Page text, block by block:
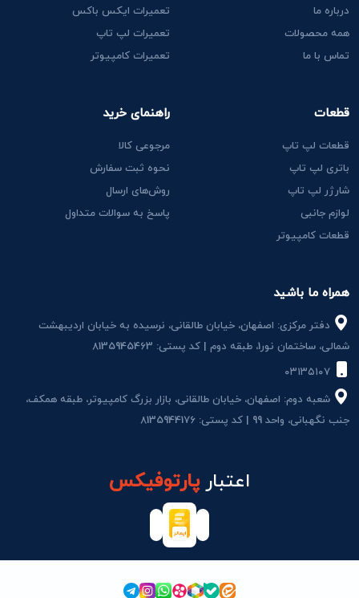
همراه ما باشید
دفتر مرکزی: اصفهان، خیابان طالقانی، نرسیده به خیابان اردیبهشت
شمالی، ساختمان نور1، طبقه دوم | کد پستی: 8135945463
شعبه دوم: اصفهان، خیابان طالقانی، بازار بزرگ کامپیوتر، طبقه همکف،
جنب نگهبانی، واحد 99 | کد پستی: 8135944176
درباره ما
همه محصولات
تماس با ما
قطعات
قطعات لپ تاپ
باتری لپ تاپ
شارژر لپ تاپ
لوازم جانبی
قطعات کامپیوتر
تعمیرات ایکس باکس
تعمیرات لپ تاپ
تعمیرات کامپیوتر
راهنمای خرید
مرجوعی کالا
نحوه ثبت سفارش
روش‌های ارسال
پاسخ به سوالات متداول
اعتبارپارتوفیکس